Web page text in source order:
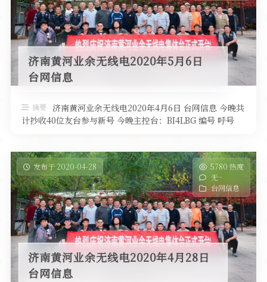
黄河新闻
行业新闻
图文教程
视频资料
HAM技巧
软件
车载类别
摩托车
编号申请
黄河直播
编号查询
济南黄河业余无线电2020年5月6日
台网信息
摘要 济南黄河业余无线电2020年4月6日 台网信息 今晚共
计抄收40位友台参与新号 今晚主控台：BI4LBG 编号 呼号
发布于 2020-04-28
5780 热度
无~
台网信息
济南黄河业余无线电2020年4月28日
台网信息